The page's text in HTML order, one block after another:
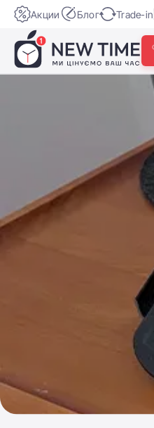
Акции Блог Trade-in